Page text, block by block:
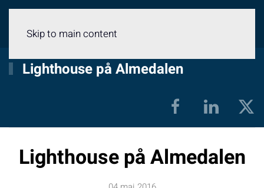
Skip to main content
Lighthouse på Almedalen
Lighthouse på Almedalen